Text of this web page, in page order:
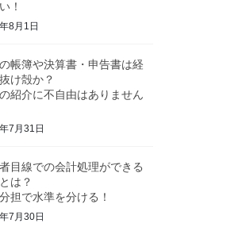
！
8月1日
帳簿や決算書・申告書は経
け殻か？
紹介に不自由はありません
7月31日
目線での会計処理ができる
は？
担で水準を分ける！
7月30日